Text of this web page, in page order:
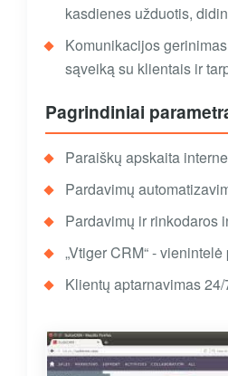
kasdienes užduotis,
Komunikacijos
sąveiką su klientais ir
Pagrindiniai
Paraiškų apskaita
Pardavimų
Pardavimų ir rinkodaros
„Vtiger CRM“ -
Klientų aptarnavimas 24/